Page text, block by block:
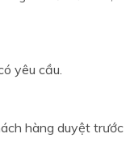
yêu cầu.
hàng duyệt trước